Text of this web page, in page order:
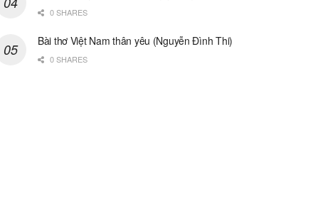
0 SHARES
Bài thơ Việt Nam thân yêu (Nguyễn Đình Thi)
0 SHARES